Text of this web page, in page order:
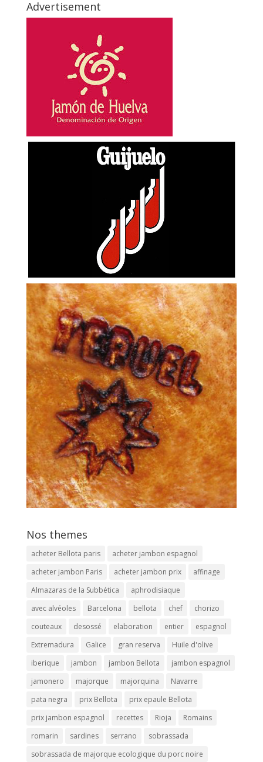
Advertisement
Nos themes
acheter Bellota paris
acheter jambon espagnol
acheter jambon Paris
acheter jambon prix
affinage
Almazaras de la Subbética
aphrodisiaque
avec alvéoles
Barcelona bellota chef
chorizo
couteaux
desossé elaboration entier
espagnol
Extremadura
Galice gran reserva
Huile d'olive
iberique
jambon jambon Bellota
jambon espagnol
jamonero
majorque majorquina
Navarre
pata negra
prix Bellota
prix epaule Bellota
prix jambon espagnol
recettes Rioja
Romains
romarin
sardines serrano
sobrassada
sobrassada de majorque ecologique du porc noire